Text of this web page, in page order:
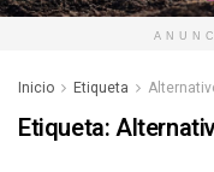
Inicio Etiqueta
Etiqueta: